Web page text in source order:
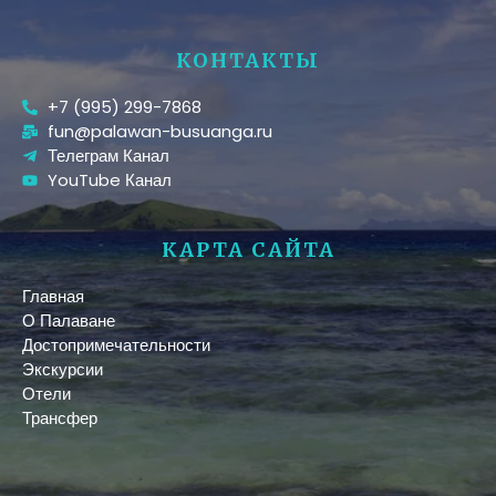
КОНТАКТЫ
+7 (995) 299-7868
fun@palawan-busuanga.ru
Телеграм Канал
YouTube Канал
КАРТА САЙТА
Главная
О Палаване
Достопримечательности
Экскурсии
Отели
Трансфер